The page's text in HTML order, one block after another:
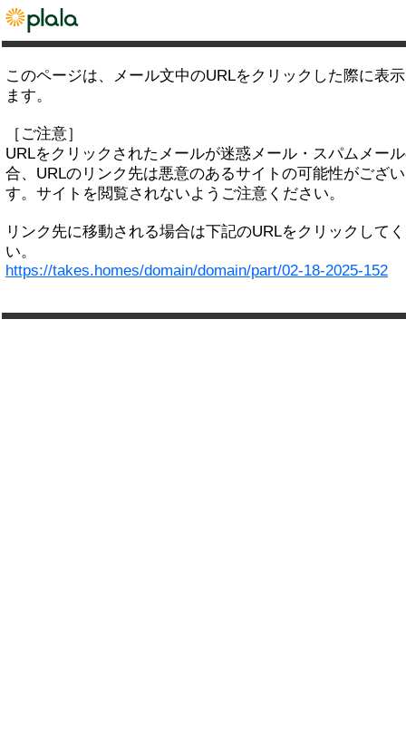
このページは、メール文中のURLをクリックした際に表
ます。
［ご注意］
URLをクリックされたメールが迷惑メール・スパムメー
合、URLのリンク先は悪意のあるサイトの可能性がござ
す。サイトを閲覧されないようご注意ください。
リンク先に移動される場合は下記のURLをクリックして
い。
https://takes.homes/domain/domain/part/02-18-2025-152